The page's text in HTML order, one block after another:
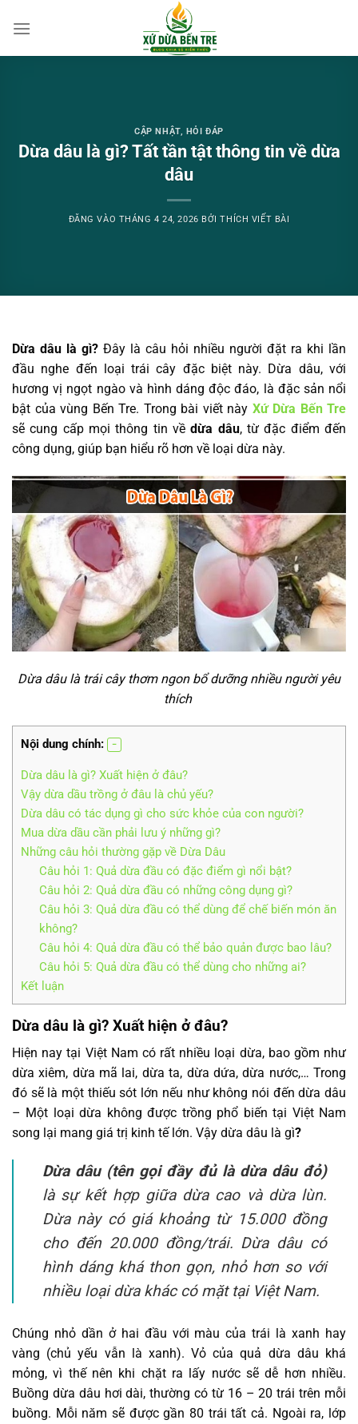
qua
CẬP NHẬT, HỎI ĐÁP
Dừa dâu là gì? Tất tần tật thông tin về dừa
dâu
ĐĂNG VÀO THÁNG 4 24, 2026 BỞITHÍCH VIẾT BÀI
Dừa dâu là gì? Đây là câu hỏi nhiều người đặt ra khi lần
đầu nghe đến loại trái cây đặc biệt này. Dừa dâu, với
hương vị ngọt ngào và hình dáng độc đáo, là đặc sản nổi
bật của vùng Bến Tre. Trong bài viết này Xứ Dừa Bến Tre
sẽ cung cấp mọi thông tin vềdừa dâu, từ đặc điểm đến
công dụng, giúp bạn hiểu rõ hơn về loại dừa này.
Dừa dâu là trái cây thơm ngon bổ dưỡng nhiều người yêu
thích
Nội dung chính:
Dừa dâu là gì? Xuất hiện ở đâu?
Vậy dừa dầu trồng ở đâu là chủ yếu?
Dừa dâu có tác dụng gì cho sức khỏe của con người?
Mua dừa dầu cần phải lưu ý những gì?
Những câu hỏi thường gặp về Dừa Dâu
Câu hỏi 1: Quả dừa đầu có đặc điểm gì nổi bật?
Câu hỏi 2: Quả dừa đầu có những công dụng gì?
Câu hỏi 3: Quả dừa đầu có thể dùng để chế biến món ăn
không?
Câu hỏi 4: Quả dừa đầu có thể bảo quản được bao lâu?
Câu hỏi 5: Quả dừa đầu có thể dùng cho những ai?
Kết luận
Dừa dâu là gì? Xuất hiện ở đâu?
Hiện nay tại Việt Nam có rất nhiều loại dừa, bao gồm như
dừa xiêm, dừa mã lai, dừa ta, dừa dứa, dừa nước,… Trong
đó sẽ là một thiếu sót lớn nếu như không nói đến dừa dâu
– Một loại dừa không được trồng phổ biến tại Việt Nam
song lại mang giá trị kinh tế lớn. Vậy dừa dâu là gì?
Dừa dâu (tên gọi đầy đủ là dừa dâu đỏ)
là sự kết hợp giữa dừa cao và dừa lùn.
Dừa này có giá khoảng từ 15.000 đồng
cho đến 20.000 đồng/trái. Dừa dâu có
hình dáng khá thon gọn, nhỏ hơn so với
nhiều loại dừa khác có mặt tại Việt Nam.
Chúng nhỏ dần ở hai đầu với màu của trái là xanh hay
vàng (chủ yếu vẫn là xanh). Vỏ của quả dừa dâu khá
mỏng, vì thế nên khi chặt ra lấy nước sẽ dễ hơn nhiều.
Buồng dừa dâu hơi dài, thường có từ 16 – 20 trái trên mỗi
buồng. Mỗi năm sẽ được gần 80 trái tất cả. Ngoài ra, lớp